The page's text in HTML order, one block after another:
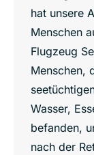
hat unsere
Menschen
Flugzeug
Menschen,
Wasser,
befanden,
nach der